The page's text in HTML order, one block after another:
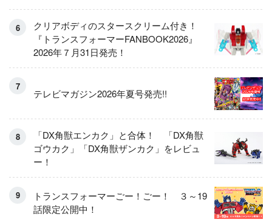
クリアボディのスタースクリーム付き！
『トランスフォーマーFANBOOK2026』
2026年７月31日発売！
テレビマガジン2026年夏号発売!!
「DX角獣エンカク」と合体！ 「DX角獣
ゴウカク」「DX角獣ザンカク」をレビュ
ー！
トランスフォーマーごー！ごー！ ３～19
話限定公開中！